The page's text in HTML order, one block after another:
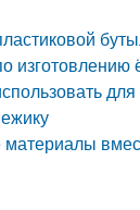
для